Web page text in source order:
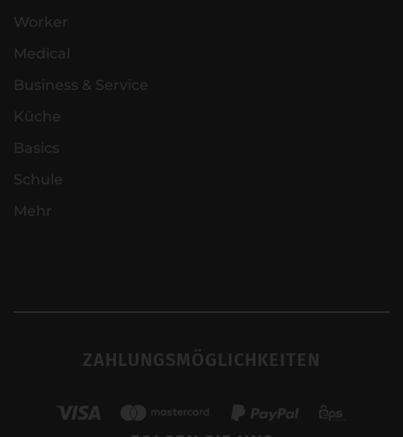
Worker
Medical
Business & Service
Küche
Basics
Schule
Mehr
ZAHLUNGSMÖGLICHKEITEN